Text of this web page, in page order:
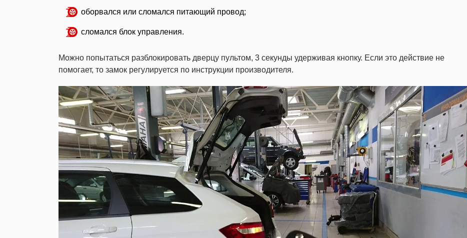
оборвался или сломался питающий провод;
сломался блок управления.
Можно попытаться разблокировать дверцу пультом, 3 секунды удерживая кнопку. Если это действие не
помогает, то замок регулируется по инструкции производителя.